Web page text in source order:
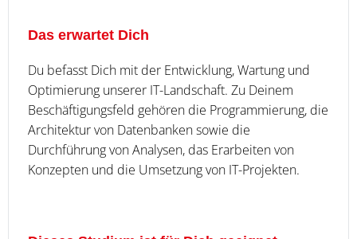
Das erwartet Dich
Du befasst Dich mit der Entwicklung, Wartung und
Optimierung unserer IT-Landschaft. Zu Deinem
Beschäftigungsfeld gehören die Programmierung, die
Architektur von Datenbanken sowie die
Durchführung von Analysen, das Erarbeiten von
Konzepten und die Umsetzung von IT-Projekten.